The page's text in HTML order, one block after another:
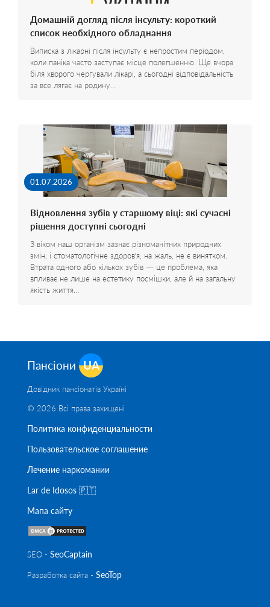
Домашній догляд після інсульту: короткий
список необхідного обладнання
Виписка з лікарні після інсульту є непростим періодом,
коли паніка часто заступає місце полегшенню. Ще вчора
біля хворого чергували лікарі, а сьогодні відповідальність
за все лягає на родину…
01.07.2026
Відновлення зубів у старшому віці: які сучасні
рішення доступні сьогодні
З віком наш організм зазнає різноманітних природних
змін, і стоматологічне здоров’я, на жаль, не є винятком.
Втрата одного або кількох зубів — це проблема, яка
впливає не лише на естетику посмішки, але й на загальну
якість життя…
Пансіони UA
Довідник пансіонатів Україні
© 2026 Всі права захищені
Политика конфиденциальности
Пользовательское соглашение
Лечение наркомании
Lar de Idosos 🇵🇹
Мапа сайту
SEO - SeoСaptain
Разработка сайта - SeoTop